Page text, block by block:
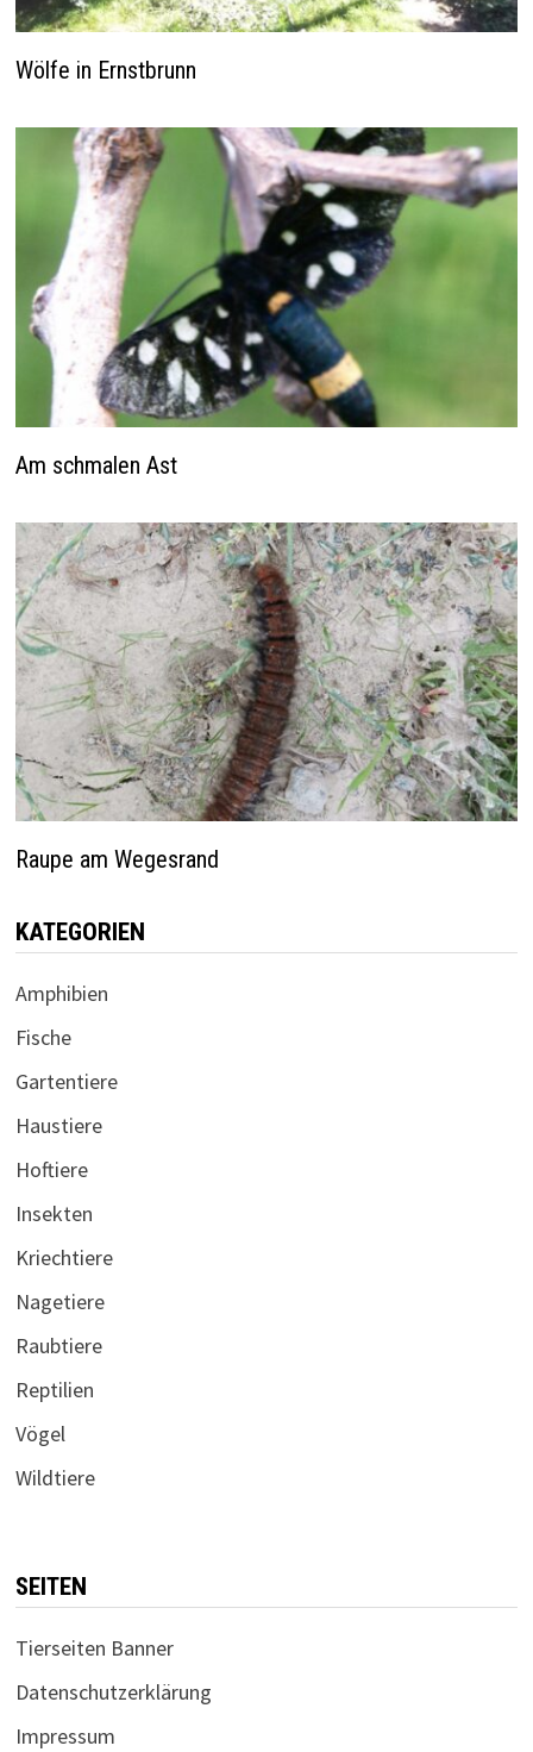
Wölfe in Ernstbrunn
Am schmalen Ast
Raupe am Wegesrand
KATEGORIEN
Amphibien
Fische
Gartentiere
Haustiere
Hoftiere
Insekten
Kriechtiere
Nagetiere
Raubtiere
Reptilien
Vögel
Wildtiere
SEITEN
Tierseiten Banner
Datenschutzerklärung
Impressum